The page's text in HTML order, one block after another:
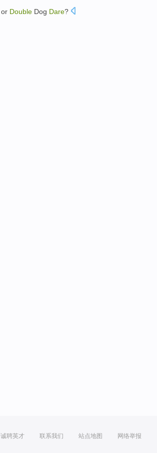
or Double Dog Dare?
诚聘英才 联系我们 站点地图 网络举报